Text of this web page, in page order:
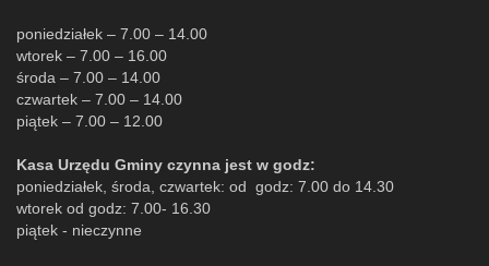
poniedziałek – 7.00 – 14.00
wtorek – 7.00 – 16.00
środa – 7.00 – 14.00
czwartek – 7.00 – 14.00
piątek – 7.00 – 12.00
Kasa Urzędu Gminy czynna jest w godz:
poniedziałek, środa, czwartek: od godz: 7.00 do 14.30
wtorek od godz: 7.00- 16.30
piątek - nieczynne